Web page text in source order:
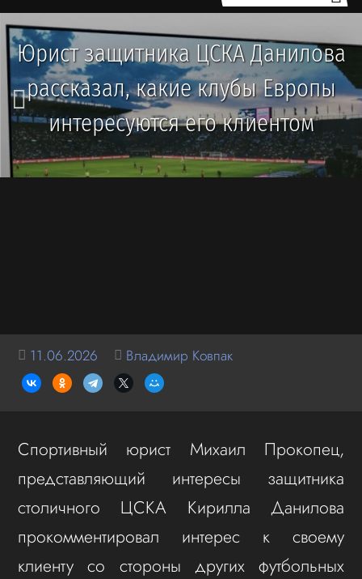
Юрист защитника ЦСКА Данилова
рассказал, какие клубы Европы
интересуются его клиентом
11.06.2026 Владимир Ковпак
Спортивный юрист Михаил Прокопец,
представляющий интересы защитника
столичного ЦСКА Кирилла Данилова
прокомментировал интерес к своему
клиенту со стороны других футбольных